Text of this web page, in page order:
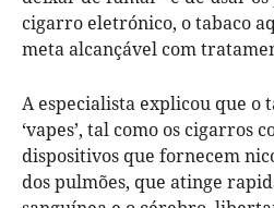
cigarro eletrónico, o tabaco
meta alcançável com
A especialista explicou que o
‘vapes’, tal como os cigarros
dispositivos que fornecem
dos pulmões, que atinge